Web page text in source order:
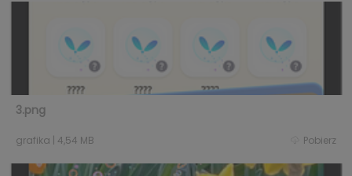
3.png
grafika 4,54 MB Pobierz